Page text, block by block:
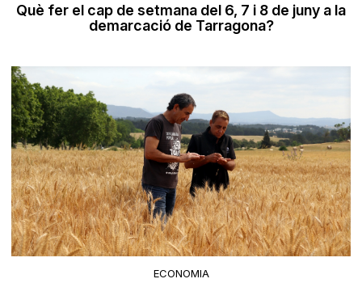
Què fer el cap de setmana del 6, 7 i 8 de juny a la
demarcació de Tarragona?
ECONOMIA